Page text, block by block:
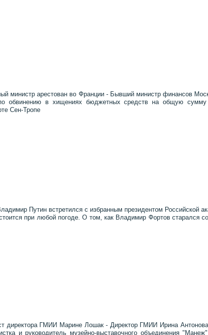
министр арестован во Франции - Бывший министр финансов
обвинению в хищениях бюджетных средств на общую
Сен-Тропе
Путин встретился с избранным президентом
при любой погоде. О том, как Владимир Фортов старался
директора ГМИИ Марине Лошак - Директор ГМИИ Ирина
и руководитель музейно-выставочного объединения